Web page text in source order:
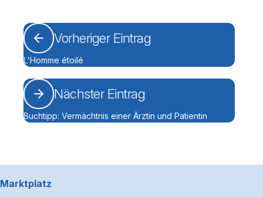
Vorheriger Eintrag
L'Homme étoilé
Nächster Eintrag
Buchtipp: Vermächtnis einer Ärztin und Patientin
Marktplatz